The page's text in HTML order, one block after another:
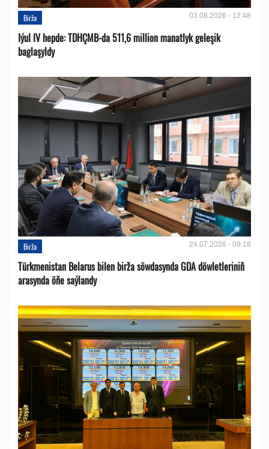
Birža 03.08.2026 - 12:48
Iýul IV hepde: TDHÇMB-da 511,6 million manatlyk geleşik
baglaşyldy
Birža 24.07.2026 - 09:18
Türkmenistan Belarus bilen birža söwdasynda GDA döwletleriniň
arasynda öňe saýlandy